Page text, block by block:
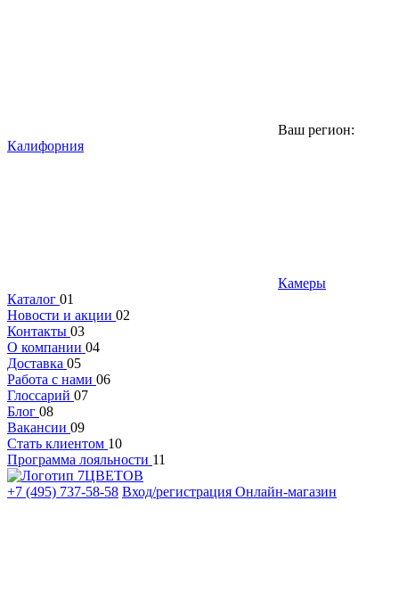
Ваш регион:
Калифорния
Камеры
Каталог 01
Новости и акции 02
Контакты 03
О компании 04
Доставка 05
Работа с нами 06
Глоссарий 07
Блог 08
Вакансии 09
Стать клиентом 10
Программа лояльности 11
+7 (495) 737-58-58 Вход/регистрация Онлайн-магазин